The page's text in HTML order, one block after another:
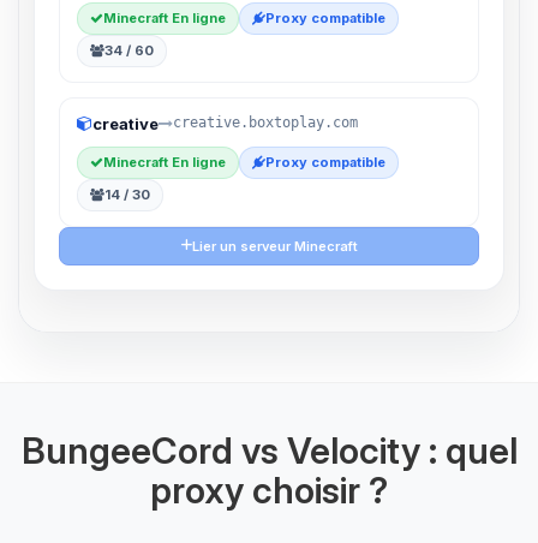
Minecraft En ligne
Proxy compatible
34 / 60
creative creative.boxtoplay.com
Minecraft En ligne
Proxy compatible
14 / 30
Lier un serveur Minecraft
BungeeCord vs Velocity : quel
proxy choisir ?